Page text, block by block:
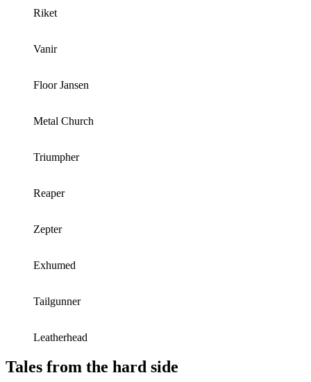
Riket
Vanir
Floor Jansen
Metal Church
Triumpher
Reaper
Zepter
Exhumed
Tailgunner
Leatherhead
Tales from the hard side